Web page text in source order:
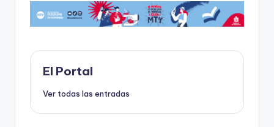
e
b
o
o
k
o
d
o
n
l
ts
A
p
p
ar
ti
El Portal
Ver todas las entradas